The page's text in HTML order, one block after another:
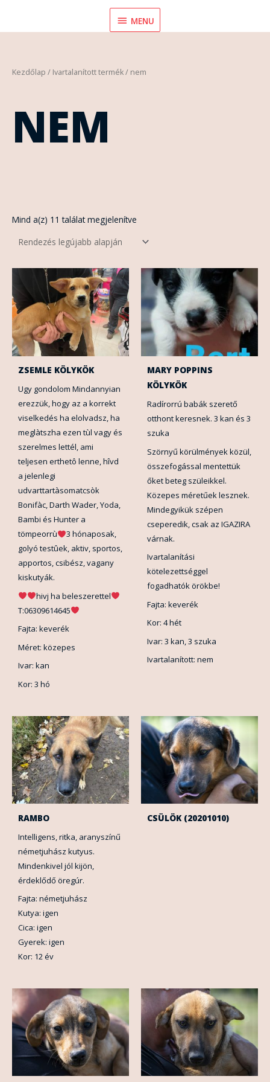
MENU
MENU
Kezdőlap / Ivartalanított termék / nem
NEM
Mind a(z) 11 találat megjelenítve
Sorted
by
ZSEMLE KÖLYKÖK
Ugy gondolom Mindannyian
erezzük, hogy az a korrekt
viselkedés ha elolvadsz, ha
meglàtszha ezen tùl vagy és
szerelmes lettél, ami
teljesen erthetô lenne, hîvd
a jelenlegi
udvarttartàsomatcsòk
Bonifàc, Darth Wader, Yoda,
Bambi és Hunter a
tömpeorrù
3 hónaposak,
golyó testûek, aktiv, sportos,
apportos, csibész, vagany
kiskutyák.
hivj ha beleszerettel
T:06309614645
Fajta: keverék
Méret: közepes
Ivar: kan
Kor: 3 hó
MARY POPPINS
KÖLYKÖK
Radírorrú babák szerető
otthont keresnek. 3 kan és 3
szuka
Szörnyű körülmények közül,
összefogással mentettük
őket beteg szüleikkel.
Közepes méretűek lesznek.
Mindegyikük szépen
cseperedik, csak az IGAZIRA
várnak.
Ivartalanítási
kötelezettséggel
fogadhatók örökbe!
Fajta: keverék
Kor: 4 hét
Ivar: 3 kan, 3 szuka
Ivartalanított: nem
RAMBO
Intelligens, ritka, aranyszínű
németjuhász kutyus.
Mindenkivel jól kijön,
érdeklődő öregúr.
Fajta: németjuhász
Kutya: igen
Cica: igen
Gyerek: igen
Kor: 12 év
CSÜLÖK (20201010)